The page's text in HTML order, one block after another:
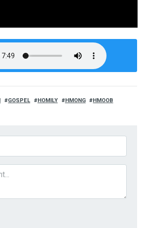
GOSPEL HOMILY HMONG HMOOB